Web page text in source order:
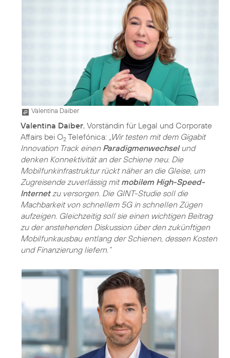
Valentina Daiber
Valentina Daiber, Vorständin für Legal und Corporate
Affairs bei O2 Telefónica: „Wir testen mit dem Gigabit
Innovation Track einen Paradigmenwechselund
denken Konnektivität an der Schiene neu. Die
Mobilfunkinfrastruktur rückt näher an die Gleise, um
Zugreisende zuverlässig mitmobilem High-Speed-
Internetzu versorgen. Die GINT-Studie soll die
Machbarkeit von schnellem 5G in schnellen Zügen
aufzeigen. Gleichzeitig soll sie einen wichtigen Beitrag
zu der anstehenden Diskussion über den zukünftigen
Mobilfunkausbau entlang der Schienen, dessen Kosten
und Finanzierung liefern.“